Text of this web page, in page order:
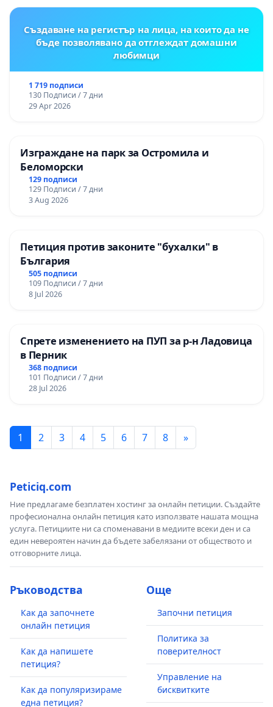
Създаване на регистър на лица, на които да не
бъде позволявано да отглеждат домашни
любимци
1 719 подписи
130 Подписи / 7 дни
29 Apr 2026
Изграждане на парк за Остромила и
Беломорски
129 подписи
129 Подписи / 7 дни
3 Aug 2026
Петиция против законите "бухалки" в
България
505 подписи
109 Подписи / 7 дни
8 Jul 2026
Спрете изменението на ПУП за р-н Ладовица
в Перник
368 подписи
101 Подписи / 7 дни
28 Jul 2026
1 2 3 4 5 6 7 8 »
Peticiq.com
Ние предлагаме безплатен хостинг за онлайн петиции. Създайте
професионална онлайн петиция като използвате нашата мощна
услуга. Петициите ни са споменавани в медиите всеки ден и са
един невероятен начин да бъдете забелязани от обществото и
отговорните лица.
Ръководства
Как да започнете
онлайн петиция
Как да напишете
петиция?
Как да популяризираме
една петиция?
Още
Започни петиция
Политика за
поверителност
Управление на
бисквитките